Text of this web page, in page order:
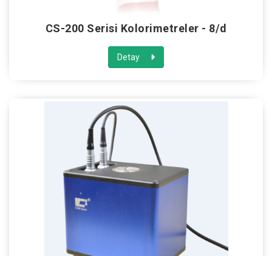
CS-200 Serisi Kolorimetreler - 8/d
Detay